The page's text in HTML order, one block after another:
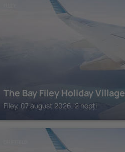
The Bay Filey Holiday Village
Filey, 07 august 2026, 2 nopți